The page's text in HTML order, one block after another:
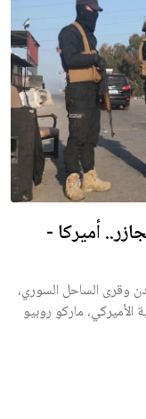
أميركا -
وقرى الساحل السوري،
ماركو روبيو